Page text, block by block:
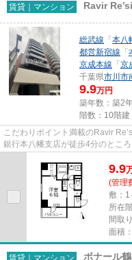
賃貸｜マンション Ravir
総武線 「 本八
都営新宿線 「
京成本線 「 京
千葉県市川市
9.9万円
築年数：築2
階数：10階建
こだわりポイント満載のRavir
銀行本八幡支店が徒歩4分のとこ
9.9
(管理
敷：1
所在
間取
面積
賃貸｜マンション ボナール鶴